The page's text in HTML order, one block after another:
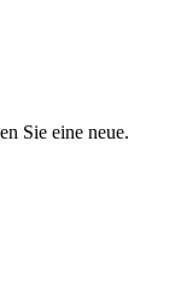
Sie eine neue.